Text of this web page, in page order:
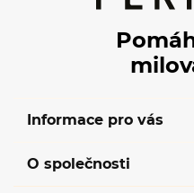
Kontakt